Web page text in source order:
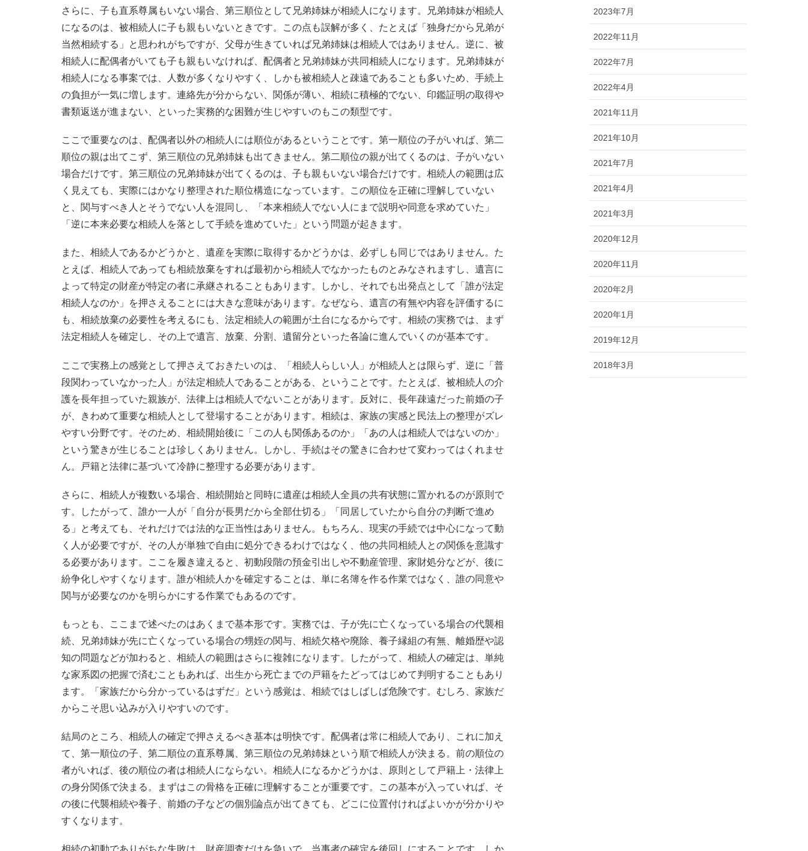
さらに、子も直系尊属もいない場合、第三順位として兄弟姉妹が相続人になります。兄弟姉妹が相続人
になるのは、被相続人に子も親もいないときです。この点も誤解が多く、たとえば「独身だから兄弟が
当然相続する」と思われがちですが、父母が生きていれば兄弟姉妹は相続人ではありません。逆に、被
相続人に配偶者がいても子も親もいなければ、配偶者と兄弟姉妹が共同相続人になります。兄弟姉妹が
相続人になる事案では、人数が多くなりやすく、しかも被相続人と疎遠であることも多いため、手続上
の負担が一気に増します。連絡先が分からない、関係が薄い、相続に積極的でない、印鑑証明の取得や
書類返送が進まない、といった実務的な困難が生じやすいのもこの類型です。
ここで重要なのは、配偶者以外の相続人には順位があるということです。第一順位の子がいれば、第二
順位の親は出てこず、第三順位の兄弟姉妹も出てきません。第二順位の親が出てくるのは、子がいない
場合だけです。第三順位の兄弟姉妹が出てくるのは、子も親もいない場合だけです。相続人の範囲は広
く見えても、実際にはかなり整理された順位構造になっています。この順位を正確に理解していない
と、関与すべき人とそうでない人を混同し、「本来相続人でない人にまで説明や同意を求めていた」
「逆に本来必要な相続人を落として手続を進めていた」という問題が起きます。
また、相続人であるかどうかと、遺産を実際に取得するかどうかは、必ずしも同じではありません。た
とえば、相続人であっても相続放棄をすれば最初から相続人でなかったものとみなされますし、遺言に
よって特定の財産が特定の者に承継されることもあります。しかし、それでも出発点として「誰が法定
相続人なのか」を押さえることには大きな意味があります。なぜなら、遺言の有無や内容を評価するに
も、相続放棄の必要性を考えるにも、法定相続人の範囲が土台になるからです。相続の実務では、まず
法定相続人を確定し、その上で遺言、放棄、分割、遺留分といった各論に進んでいくのが基本です。
ここで実務上の感覚として押さえておきたいのは、「相続人らしい人」が相続人とは限らず、逆に「普
段関わっていなかった人」が法定相続人であることがある、ということです。たとえば、被相続人の介
護を長年担っていた親族が、法律上は相続人でないことがあります。反対に、長年疎遠だった前婚の子
が、きわめて重要な相続人として登場することがあります。相続は、家族の実感と民法上の整理がズレ
やすい分野です。そのため、相続開始後に「この人も関係あるのか」「あの人は相続人ではないのか」
という驚きが生じることは珍しくありません。しかし、手続はその驚きに合わせて変わってはくれませ
ん。戸籍と法律に基づいて冷静に整理する必要があります。
さらに、相続人が複数いる場合、相続開始と同時に遺産は相続人全員の共有状態に置かれるのが原則で
す。したがって、誰か一人が「自分が長男だから全部仕切る」「同居していたから自分の判断で進め
る」と考えても、それだけでは法的な正当性はありません。もちろん、現実の手続では中心になって動
く人が必要ですが、その人が単独で自由に処分できるわけではなく、他の共同相続人との関係を意識す
る必要があります。ここを履き違えると、初動段階の預金引出しや不動産管理、家財処分などが、後に
紛争化しやすくなります。誰が相続人かを確定することは、単に名簿を作る作業ではなく、誰の同意や
関与が必要なのかを明らかにする作業でもあるのです。
もっとも、ここまで述べたのはあくまで基本形です。実務では、子が先に亡くなっている場合の代襲相
続、兄弟姉妹が先に亡くなっている場合の甥姪の関与、相続欠格や廃除、養子縁組の有無、離婚歴や認
知の問題などが加わると、相続人の範囲はさらに複雑になります。したがって、相続人の確定は、単純
な家系図の把握で済むこともあれば、出生から死亡までの戸籍をたどってはじめて判明することもあり
ます。「家族だから分かっているはずだ」という感覚は、相続ではしばしば危険です。むしろ、家族だ
からこそ思い込みが入りやすいのです。
結局のところ、相続人の確定で押さえるべき基本は明快です。配偶者は常に相続人であり、これに加え
て、第一順位の子、第二順位の直系尊属、第三順位の兄弟姉妹という順で相続人が決まる。前の順位の
者がいれば、後の順位の者は相続人にならない。相続人になるかどうかは、原則として戸籍上・法律上
の身分関係で決まる。まずはこの骨格を正確に理解することが重要です。この基本が入っていれば、そ
の後に代襲相続や養子、前婚の子などの個別論点が出てきても、どこに位置付ければよいかが分かりや
すくなります。
2023年7月
2022年11月
2022年7月
2022年4月
2021年11月
2021年10月
2021年7月
2021年4月
2021年3月
2020年12月
2020年11月
2020年2月
2020年1月
2019年12月
2018年3月